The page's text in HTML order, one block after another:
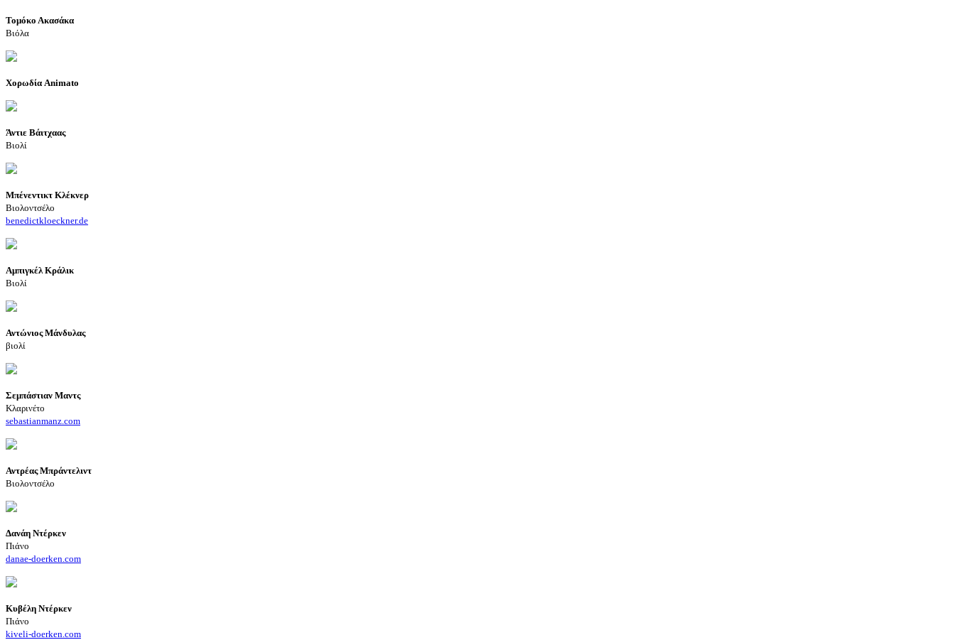
Τομόκο Ακασάκα
Βιόλα
Χορωδία Animato
Άντιε Βάιτχαας
Βιολί
Μπένεντικτ Κλέκνερ
Βιολοντσέλο
benedictkloeckner.de
Αμπιγκέλ Κράλικ
Βιολί
Αντώνιος Μάνδυλας
βιολί
Σεμπάστιαν Μαντς
Κλαρινέτο
sebastianmanz.com
Αντρέας Μπράντελιντ
Βιολοντσέλο
Δανάη Ντέρκεν
Πιάνο
danae-doerken.com
Κυβέλη Ντέρκεν
Πιάνο
kiveli-doerken.com